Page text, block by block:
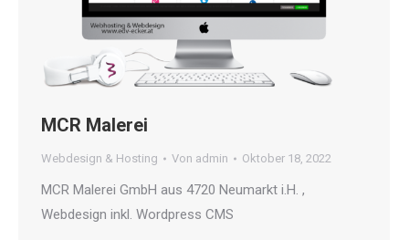
MCR Malerei
Webdesign & Hosting Von admin Oktober 18, 2022
MCR Malerei GmbH aus 4720 Neumarkt i.H. ,
Webdesign inkl. Wordpress CMS